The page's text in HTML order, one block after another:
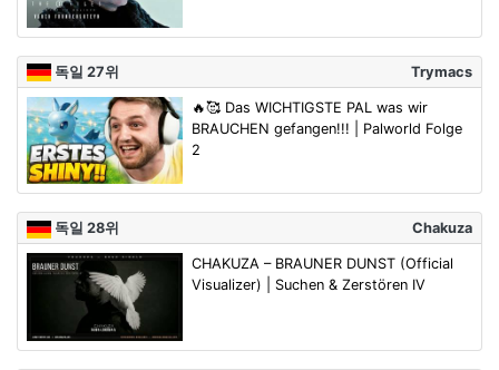
독일 27위 Trymacs
🔥🥰 Das WICHTIGSTE PAL was wir
BRAUCHEN gefangen!!! | Palworld Folge
2
독일 28위 Chakuza
CHAKUZA – BRAUNER DUNST (Official
Visualizer) | Suchen & Zerstören IV